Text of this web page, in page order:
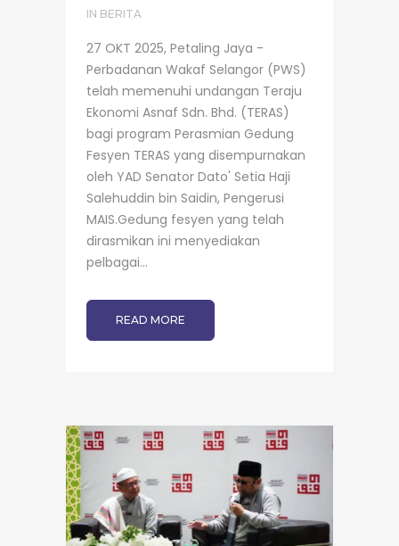
IN BERITA
27 OKT 2025, Petaling Jaya -
Perbadanan Wakaf Selangor (PWS)
telah memenuhi undangan Teraju
Ekonomi Asnaf Sdn. Bhd. (TERAS)
bagi program Perasmian Gedung
Fesyen TERAS yang disempurnakan
oleh YAD Senator Dato' Setia Haji
Salehuddin bin Saidin, Pengerusi
MAIS.Gedung fesyen yang telah
dirasmikan ini menyediakan
pelbagai...
READ MORE